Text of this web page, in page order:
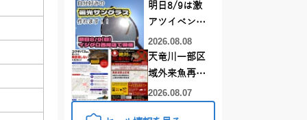
明日8/9は激
アツイベント
日！！！～オ
ーダー偏光グ
ラス受注会～
2026.08.08
天竜川一部区
域外来魚再放
流禁止となり
2026.08.07